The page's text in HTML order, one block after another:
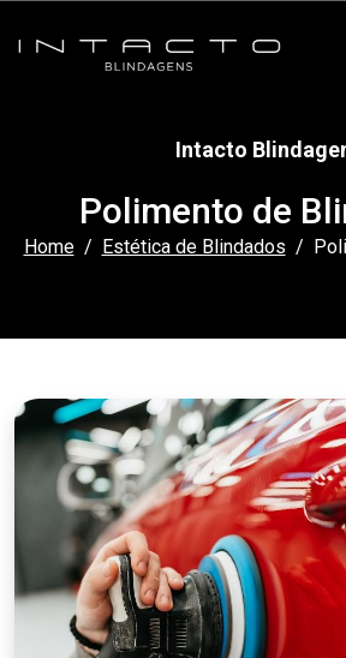
Intacto
Polimento de
Home Estética de Blindados